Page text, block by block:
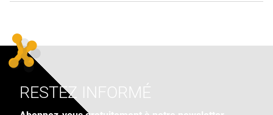
RESTEZ INFORMÉ